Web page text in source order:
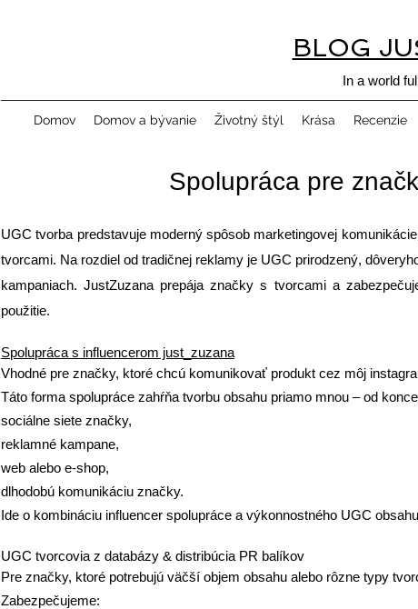
BLOG
In a world
Domov Domov a bývanie Životný štýl Krása Recenzie
Spolupráca pre
UGC tvorba predstavuje moderný spôsob marketingovej
tvorcami. Na rozdiel od tradičnej reklamy je UGC prirodzený,
kampaniach. JustZuzana prepája značky s tvorcami a
použitie.
Spolupráca s influencerom just_zuzana
Vhodné pre značky, ktoré chcú komunikovať produkt cez môj
Táto forma spolupráce zahŕňa tvorbu obsahu priamo mnou – od
sociálne siete značky,
reklamné kampane,
web alebo e-shop,
dlhodobú komunikáciu značky.
Ide o kombináciu influencer spolupráce a výkonnostného UGC
UGC tvorcovia z databázy & distribúcia PR balíkov
Pre značky, ktoré potrebujú väčší objem obsahu alebo rôzne typy
Zabezpečujeme: